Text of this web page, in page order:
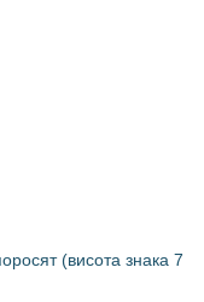
(висота знака 7